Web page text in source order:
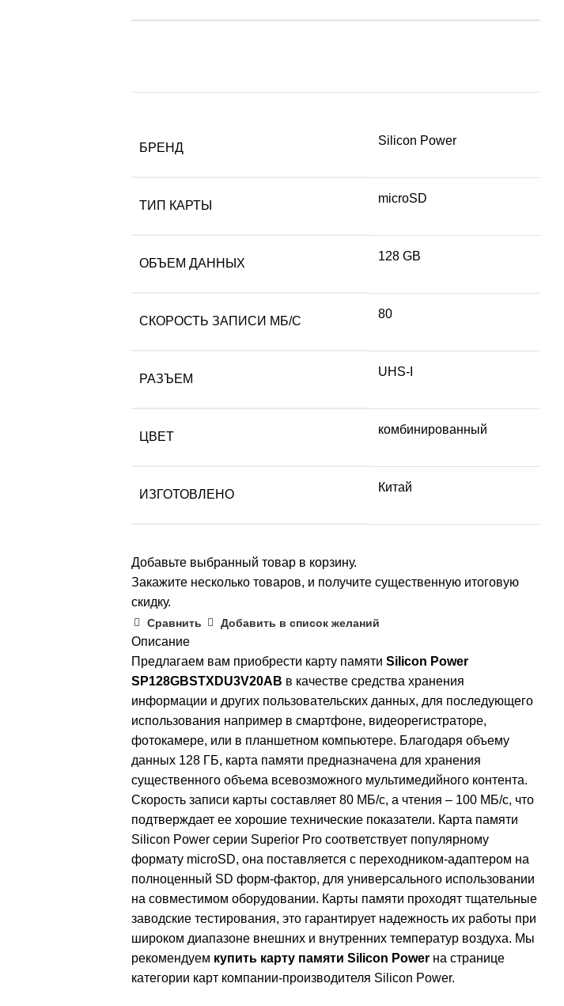
БРЕНД
Silicon Power
ТИП КАРТЫ
microSD
ОБЪЕМ ДАННЫХ
128 GB
СКОРОСТЬ ЗАПИСИ МБ/С
80
РАЗЪЕМ
UHS-I
ЦВЕТ
комбинированный
ИЗГОТОВЛЕНО
Китай
Добавьте выбранный товар в корзину.
Закажите несколько товаров, и получите существенную итоговую
скидку.
Сравнить Добавить в список желаний
Описание
Предлагаем вам приобрести карту памяти Silicon Power
SP128GBSTXDU3V20AB в качестве средства хранения
информации и других пользовательских данных, для последующего
использования например в смартфоне, видеорегистраторе,
фотокамере, или в планшетном компьютере. Благодаря объему
данных 128 ГБ, карта памяти предназначена для хранения
существенного объема всевозможного мультимедийного контента.
Скорость записи карты составляет 80 МБ/с, а чтения – 100 МБ/с, что
подтверждает ее хорошие технические показатели. Карта памяти
Silicon Power серии Superior Pro соответствует популярному
формату microSD, она поставляется с переходником-адаптером на
полноценный SD форм-фактор, для универсального использовании
на совместимом оборудовании. Карты памяти проходят тщательные
заводские тестирования, это гарантирует надежность их работы при
широком диапазоне внешних и внутренних температур воздуха. Мы
рекомендуем купить карту памяти Silicon Powerна странице
категории карт компании-производителя Silicon Power.